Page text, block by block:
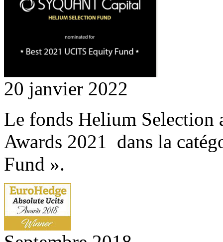
20 janvier 2022
Le fonds Helium Selection
Awards 2021 dans la
Fund ».